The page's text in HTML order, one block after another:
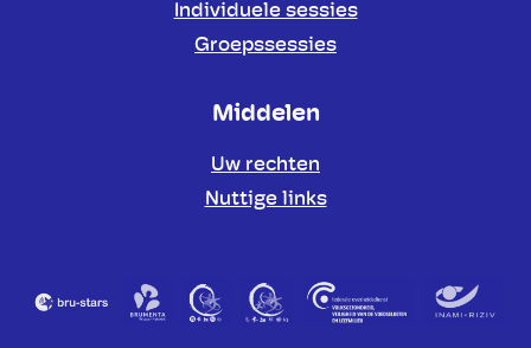
Individuele sessies
Groepssessies
Middelen
Uw rechten
Nuttige links
Partners